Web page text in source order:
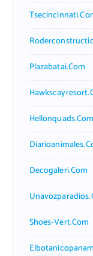
Plazabatai.com
Hellonquads.com
Decogaleri.com
Shoes-Vert.com